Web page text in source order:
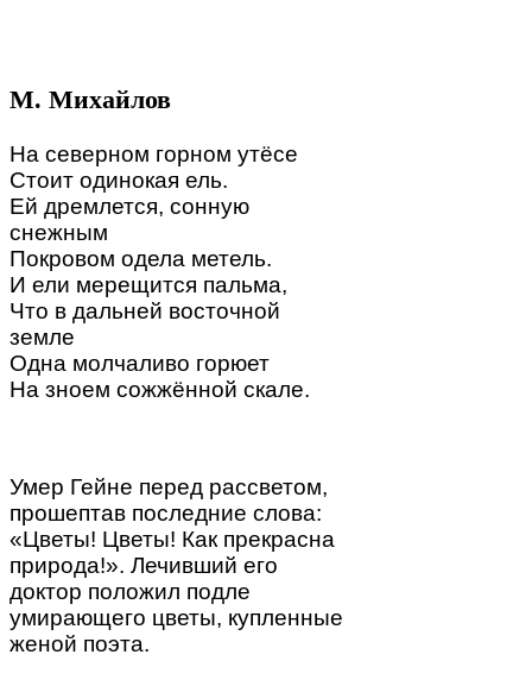
М. Михайлов
На северном горном утёсе
Стоит одинокая ель.
Ей дремлется, сонную
снежным
Покровом одела метель.
И ели мерещится пальма,
Что в дальней восточной
земле
Одна молчаливо горюет
На зноем сожжённой скале.
Умер Гейне перед рассветом,
прошептав последние слова:
«Цветы! Цветы! Как прекрасна
природа!». Лечивший его
доктор положил подле
умирающего цветы, купленные
женой поэта.